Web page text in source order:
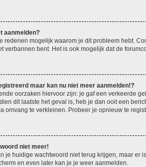
aanmelden?
redenen mogelijk waarom je dit probleem hebt.
verbannen bent. Het is ook mogelijk dat de
maar kan nu niet meer aanmelden!?
oorzaken hiervoor zijn: je gaf een verkeerde
dit laatste het geval is, heb je dan ooit een
omvang te verkleinen. Probeer je opnieuw te
niet meer!
je huidige wachtwoord niet terug krijgen, maar
en even later kan je je weer aanmelden.